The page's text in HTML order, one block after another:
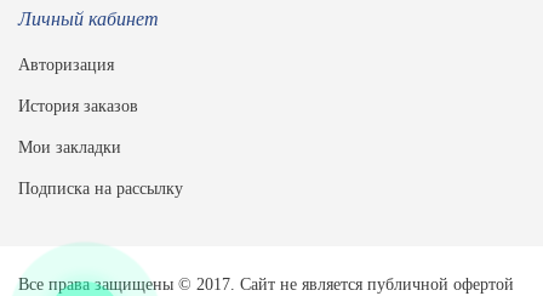
Личный кабинет
Авторизация
История заказов
Мои закладки
Подписка на рассылку
Все права защищены © 2017. Сайт не является публичной офертой